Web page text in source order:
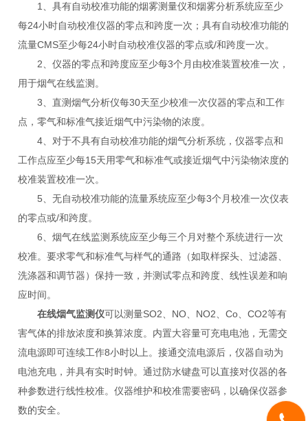
1、具有自动校准功能的烟雾测量仪和烟雾分析系统应至少
每24小时自动校准仪器的零点和跨度一次；具有自动校准功能的
流量CMS至少每24小时自动校准仪器的零点或/和跨度一次。
2、仪器的零点和跨度应至少每3个月由校准装置校准一次，
用于烟气在线监测。
3、直测烟气分析仪每30天至少校准一次仪器的零点和工作
点，零气和标准气接近烟气中污染物的浓度。
4、对于不具有自动校准功能的烟气分析系统，仪器零点和
工作点应至少每15天用零气和标准气或接近烟气中污染物浓度的
校准装置校准一次。
5、无自动校准功能的流量系统应至少每3个月校准一次仪表
的零点或/和跨度。
6、烟气在线监测系统应至少每三个月对整个系统进行一次
校准。要求零气和标准气与样气的通路（如取样探头、过滤器、
洗涤器和调节器）保持一致，并测试零点和跨度、线性误差和响
应时间。
在线烟气监测仪可以测量SO2、NO、NO2、Co、CO2等有
害气体的排放浓度和换算浓度。内置大容量可充电电池，无需交
流电源即可连续工作8小时以上。接通交流电源后，仪器自动为
电池充电，并具有实时时钟。通过防水键盘可以直接对仪器的各
种参数进行线性校准。仪器维护和校准需要密码，以确保仪器参
数的安全。